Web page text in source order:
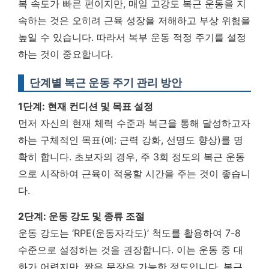
복 속도가 빠른 편이지만, 매일 고강도 복근 운동을 지
속하는 것은 오히려 근육 성장을 저해하고 부상 위험을
높일 수 있습니다. 따라서 복부 운동 적정 주기를 설정
하는 것이 중요합니다.
단계별 복근 운동 주기 관리 방안
1단계: 현재 컨디션 및 목표 설정
먼저 자신의 현재 체력 수준과 복근을 통해 달성하고자
하는 구체적인 목표(예: 근력 강화, 선명도 향상)를 명
확히 합니다. 초보자의 경우, 주 3회 정도의 복근 운동
으로 시작하여 근육이 적응할 시간을 주는 것이 좋습니
다.
2단계: 운동 강도 및 종류 조절
운동 강도는 ‘RPE(운동자각도)’ 척도를 활용하여 7-8
수준으로 설정하는 것을 권장합니다. 이는 운동 중 대
화가 어렵지만, 짧은 문장은 가능한 정도입니다. 복근